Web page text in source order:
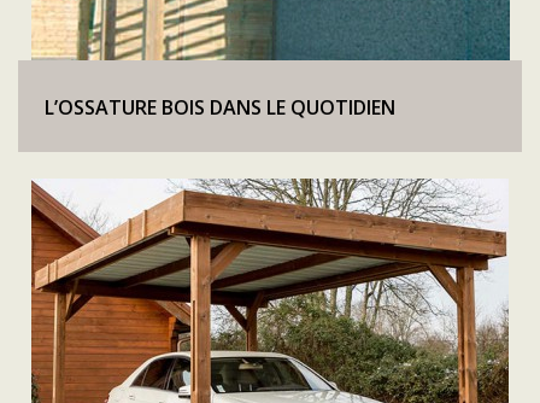
L’OSSATURE BOIS DANS LE QUOTIDIEN